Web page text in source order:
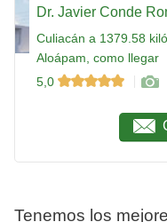
Dr. Javier Conde
Culiacán a 1379.58
Aloápam, como llegar
5,0
Tenemos los